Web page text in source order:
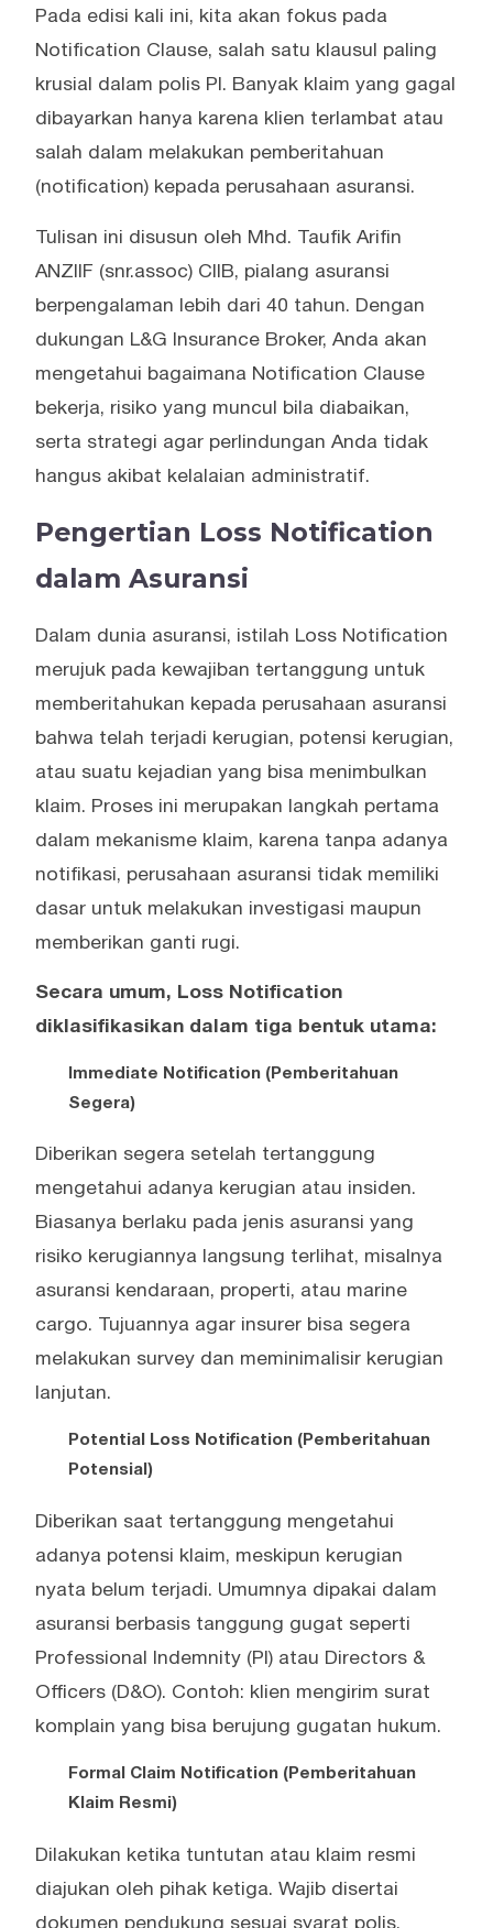
Pada edisi kali ini, kita akan fokus pada
Notification Clause, salah satu klausul paling
krusial dalam polis PI. Banyak klaim yang gagal
dibayarkan hanya karena klien terlambat atau
salah dalam melakukan pemberitahuan
(notification) kepada perusahaan asuransi.
Tulisan ini disusun oleh Mhd. Taufik Arifin
ANZIIF (snr.assoc) CIIB, pialang asuransi
berpengalaman lebih dari 40 tahun. Dengan
dukungan L&G Insurance Broker, Anda akan
mengetahui bagaimana Notification Clause
bekerja, risiko yang muncul bila diabaikan,
serta strategi agar perlindungan Anda tidak
hangus akibat kelalaian administratif.
Pengertian Loss Notification
dalam Asuransi
Dalam dunia asuransi, istilah Loss Notification
merujuk pada kewajiban tertanggung untuk
memberitahukan kepada perusahaan asuransi
bahwa telah terjadi kerugian, potensi kerugian,
atau suatu kejadian yang bisa menimbulkan
klaim. Proses ini merupakan langkah pertama
dalam mekanisme klaim, karena tanpa adanya
notifikasi, perusahaan asuransi tidak memiliki
dasar untuk melakukan investigasi maupun
memberikan ganti rugi.
Secara umum, Loss Notification
diklasifikasikan dalam tiga bentuk utama:
Immediate Notification (Pemberitahuan
Segera)
Diberikan segera setelah tertanggung
mengetahui adanya kerugian atau insiden.
Biasanya berlaku pada jenis asuransi yang
risiko kerugiannya langsung terlihat, misalnya
asuransi kendaraan, properti, atau marine
cargo. Tujuannya agar insurer bisa segera
melakukan survey dan meminimalisir kerugian
lanjutan.
Potential Loss Notification (Pemberitahuan
Potensial)
Diberikan saat tertanggung mengetahui
adanya potensi klaim, meskipun kerugian
nyata belum terjadi. Umumnya dipakai dalam
asuransi berbasis tanggung gugat seperti
Professional Indemnity (PI) atau Directors &
Officers (D&O). Contoh: klien mengirim surat
komplain yang bisa berujung gugatan hukum.
Formal Claim Notification (Pemberitahuan
Klaim Resmi)
Dilakukan ketika tuntutan atau klaim resmi
diajukan oleh pihak ketiga. Wajib disertai
dokumen pendukung sesuai syarat polis.